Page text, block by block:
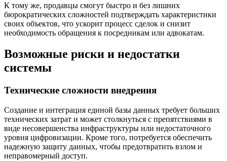
К тому же, продавцы смогут быстро и без лишних
бюрократических сложностей подтверждать характеристики
своих объектов, что ускорит процесс сделок и снизит
необходимость обращения к посредникам или адвокатам.
Возможные риски и недостатки
системы
Технические сложности внедрения
Создание и интеграция единой базы данных требует больших
технических затрат и может столкнуться с препятствиями в
виде несовершенства инфраструктуры или недостаточного
уровня цифровизации. Кроме того, потребуется обеспечить
надежную защиту данных, чтобы предотвратить взлом и
неправомерный доступ.